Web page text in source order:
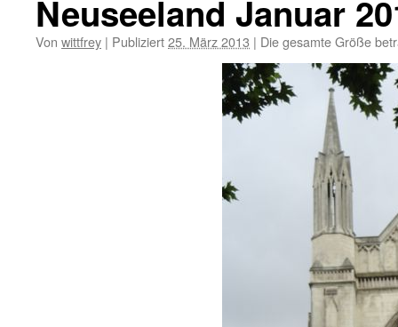
Neuseeland Januar
Von wittfrey | Publiziert25. März 2013 | Die gesamte Größe